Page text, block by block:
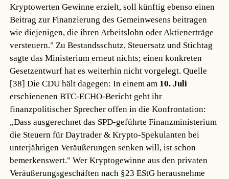
Kryptowerten Gewinne erzielt, soll künftig ebenso einen
Beitrag zur Finanzierung des Gemeinwesens beitragen
wie diejenigen, die ihren Arbeitslohn oder Aktienerträge
versteuern." Zu Bestandsschutz, Steuersatz und Stichtag
sagte das Ministerium erneut nichts; einen konkreten
Gesetzentwurf hat es weiterhin nicht vorgelegt.Quelle
[38] Die CDU hält dagegen: In einem am 10. Juli
erschienenen BTC-ECHO-Bericht geht ihr
finanzpolitischer Sprecher offen in die Konfrontation:
„Dass ausgerechnet das SPD-geführte Finanzministerium
die Steuern für Daytrader & Krypto-Spekulanten bei
unterjährigen Veräußerungen senken will, ist schon
bemerkenswert." Wer Kryptogewinne aus den privaten
Veräußerungsgeschäften nach §23 EStG herausnehme